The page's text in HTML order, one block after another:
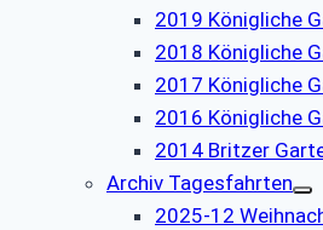
2019 Königliche
2018 Königliche
2017 Königliche
2016 Königliche
2014 Britzer
Archiv Tagesfahrten
2025-12